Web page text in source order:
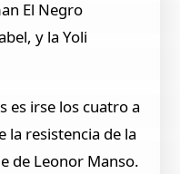
El Negro
y la Yoli
es irse los cuatro a
la resistencia de la
de Leonor Manso.